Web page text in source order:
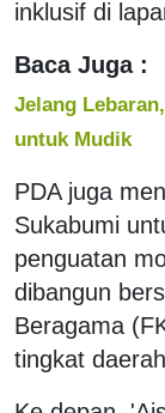
inklusif di
Baca Juga :
Jelang
untuk Mudik
PDA juga
Sukabumi
penguatan
dibangun
Beragama
tingkat